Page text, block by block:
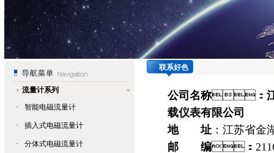
流量计系列
·
智能电磁流量计
· 插入式电磁流量计
· 分体式电磁流量计
联系好色
公司名称：
载仪表有限公司
地 址 ： 江苏省金
邮 编：